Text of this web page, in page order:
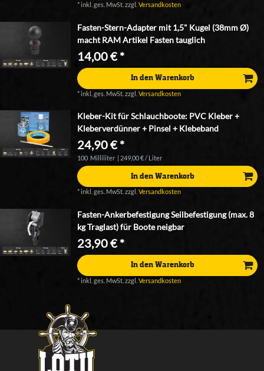
*inkl. ges. MwSt. zzgl.Versandkosten
Fasten-Stern-Adapter mit 1,5" Kugel (38mm Ø)
macht RAM Artikel Fasten tauglich
14,00 € *
In den Warenkorb
*inkl. ges. MwSt. zzgl.Versandkosten
Kleber-Kit für Schlauchboote: PVC Kleber +
Kleberverdünner + Pinsel + Klebeband
24,90 € *
100 Milliliter | 249,00 € / Liter
In den Warenkorb
*inkl. ges. MwSt. zzgl.Versandkosten
Fasten-Ankerbefestigung Seilbefestigung (max. 8
kg Traglast) für Boote neigbar
23,90 € *
In den Warenkorb
*inkl. ges. MwSt. zzgl.Versandkosten